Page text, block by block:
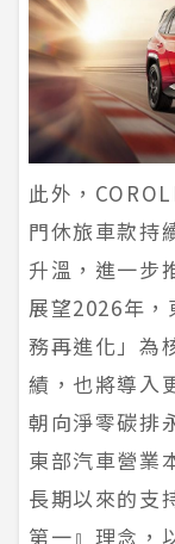
此外，
門休旅車款持
升溫，進一步
展望2026年，
務再進化」為
績，也將導入
朝向淨零碳排
東部汽車營業
長期以來的支
第一』理念，